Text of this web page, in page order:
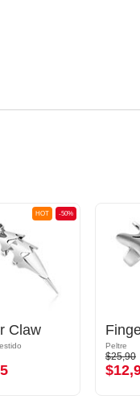
-50%
HOT
Claw
Peltre
$25,90